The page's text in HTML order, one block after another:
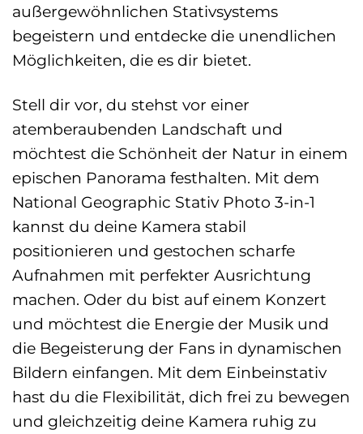
außergewöhnlichen Stativsystems
begeistern und entdecke die unendlichen
Möglichkeiten, die es dir bietet.
Stell dir vor, du stehst vor einer
atemberaubenden Landschaft und
möchtest die Schönheit der Natur in einem
epischen Panorama festhalten. Mit dem
National Geographic Stativ Photo 3-in-1
kannst du deine Kamera stabil
positionieren und gestochen scharfe
Aufnahmen mit perfekter Ausrichtung
machen. Oder du bist auf einem Konzert
und möchtest die Energie der Musik und
die Begeisterung der Fans in dynamischen
Bildern einfangen. Mit dem Einbeinstativ
hast du die Flexibilität, dich frei zu bewegen
und gleichzeitig deine Kamera ruhig zu